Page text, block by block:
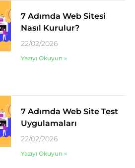
7 Adımda Web Sitesi
Nasıl Kurulur?
22/02/2026
Yazıyı Okuyun »
7 Adımda Web Site Test
Uygulamaları
22/02/2026
Yazıyı Okuyun »